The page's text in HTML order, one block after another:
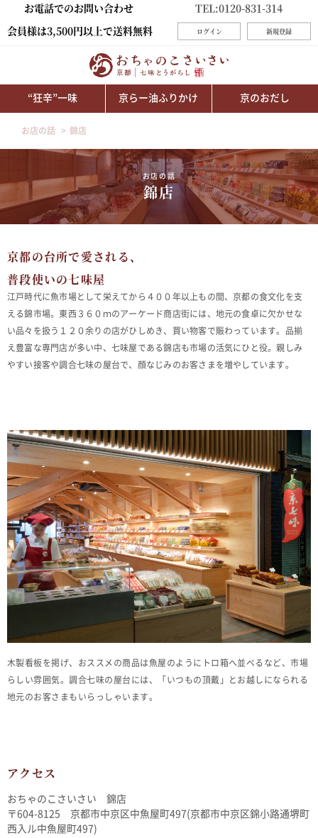
お電話でのお問い合わせ
TEL:0120-831-314
会員様は3,500円以上で送料無料
ログイン 新規登録
“狂辛”一味 京らー油ふりかけ 京のおだし
お店の話 錦店
お店の話
錦店
京都の台所で愛される、
普段使いの七味屋
江戸時代に魚市場として栄えてから４００年以上もの間、京都の食文化を支
える錦市場。東西３６０ｍのアーケード商店街には、地元の食卓に欠かせな
い品々を扱う１２０余りの店がひしめき、買い物客で賑わっています。品揃
え豊富な専門店が多い中、七味屋である錦店も市場の活気にひと役。親しみ
やすい接客や調合七味の屋台で、顔なじみのお客さまを増やしています。
木製看板を掲げ、おススメの商品は魚屋のようにトロ箱へ並べるなど、市場
らしい雰囲気。調合七味の屋台には、「いつもの頂戴」とお越しになられる
地元のお客さまもいらっしゃいます。
アクセス
おちゃのこさいさい 錦店
〒604-8125 京都市中京区中魚屋町497(京都市中京区錦小路通堺町
西入ル中魚屋町497)